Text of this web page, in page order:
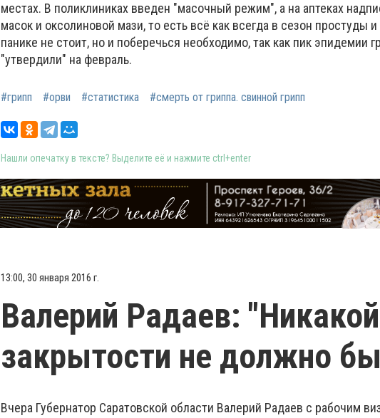
местах. В поликлиниках введен "масочный режим", а на аптеках
масок и оксолиновой мази, то есть всё как всегда в сезон простуды
панике не стоит, но и поберечься необходимо, так как пик эпидемии
"утвердили" на февраль.
#грипп #орви #статистика #смерть от гриппа. свинной грипп
Нашли опечатку в тексте? Выделите её и нажмите ctrl+enter
13:00, 30 января 2016 г.
Валерий Радаев: "Никакой
закрытости не должно
Вчера Губернатор Саратовской области Валерий Радаев с рабочим